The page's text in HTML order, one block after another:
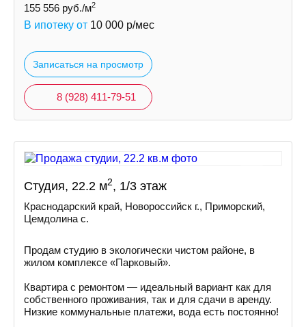
155 556 руб./м2
В ипотеку от 10 000 р/мес
Записаться на просмотр
8 (928) 411-79-51
Студия, 22.2 м2, 1/3 этаж
Краснодарский край, Новороссийск г., Приморский,
Цемдолина с.
Продам студию в экологически чистом районе, в
жилом комплексе «Парковый».
Квартира с ремонтом — идеальный вариант как для
собственного проживания, так и для сдачи в аренду.
Низкие коммунальные платежи, вода есть постоянно!